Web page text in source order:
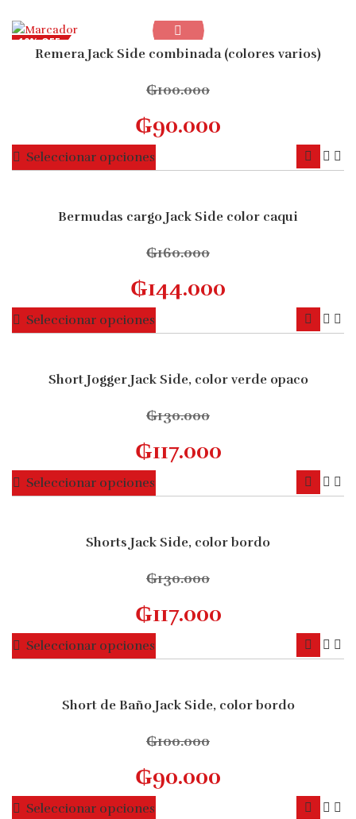
10% OFF
Remera Jack Side combinada (colores varios)
₲100.000
₲90.000
Seleccionar opciones
producto
múltiples
Las
se
pueden
página
producto
10% OFFBermudas cargo Jack Side color caqui
₲160.000
₲144.000
Seleccionar opciones
producto
múltiples
Las
se
pueden
página
producto
10% OFFShort Jogger Jack Side, color verde opaco
₲130.000
₲117.000
Seleccionar opciones
producto
múltiples
Las
se
pueden
página
producto
Shorts Jack Side, color bordo
₲130.000
₲117.000
Seleccionar opciones
producto
múltiples
Las
se
pueden
Short de Baño Jack Side, color bordo
₲100.000
₲90.000
Seleccionar opciones